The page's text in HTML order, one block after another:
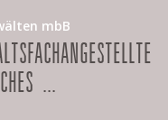
mbB
...